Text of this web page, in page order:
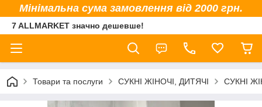
Мінімальна сума замовлення від 2000 грн.
7 ALLMARKET значно дешевше!
Товари та послуги СУКНІ ЖІНОЧІ, ДИТЯЧІ СУКНІ